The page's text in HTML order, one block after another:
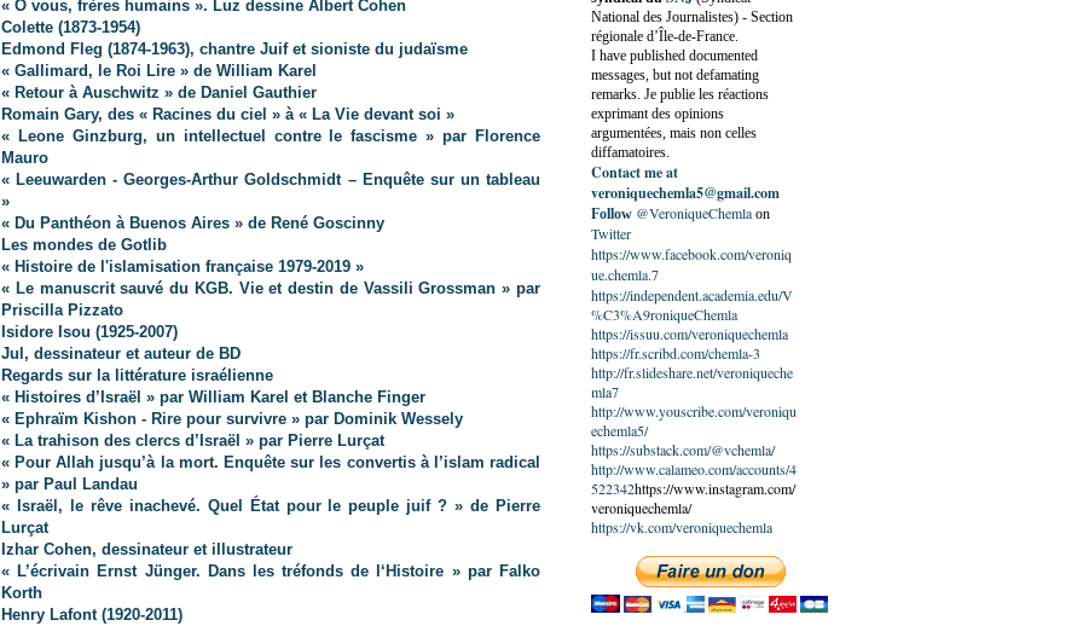
« Ô vous, frères humains ». Luz dessine Albert Cohen
Colette (1873-1954)
Edmond Fleg (1874-1963), chantre Juif et sioniste du judaïsme
« Gallimard, le Roi Lire » de William Karel
« Retour à Auschwitz » de Daniel Gauthier
Romain Gary, des « Racines du ciel » à « La Vie devant soi »
« Leone Ginzburg, un intellectuel contre le fascisme » par Florence
Mauro
« Leeuwarden - Georges-Arthur Goldschmidt – Enquête sur un tableau
»
« Du Panthéon à Buenos Aires » de René Goscinny
Les mondes de Gotlib
« Histoire de l'islamisation française 1979-2019 »
« Le manuscrit sauvé du KGB. Vie et destin de Vassili Grossman » par
Priscilla Pizzato
Isidore Isou (1925-2007)
Jul, dessinateur et auteur de BD
Regards sur la littérature israélienne
« Histoires d’Israël » par William Karel et Blanche Finger
« Ephraïm Kishon - Rire pour survivre » par Dominik Wessely
« La trahison des clercs d’Israël » par Pierre Lurçat
« Pour Allah jusqu’à la mort. Enquête sur les convertis à l’islam radical
» par Paul Landau
« Israël, le rêve inachevé. Quel État pour le peuple juif ? » de Pierre
Lurçat
Izhar Cohen, dessinateur et illustrateur
« L’écrivain Ernst Jünger. Dans les tréfonds de l‘Histoire » par Falko
Korth
Henry Lafont (1920-2011)
National des Journalistes) - Section
régionale d’Île-de-France.
I have published documented
messages, but not defamating
remarks. Je publie les réactions
exprimant des opinions
argumentées, mais non celles
diffamatoires.
Contact me at
veroniquechemla5@gmail.com
Follow @VeroniqueChemlaon
Twitter
https://www.facebook.com/veroniq
ue.chemla.7
https://independent.academia.edu/V
%C3%A9roniqueChemla
https://issuu.com/veroniquechemla
https://fr.scribd.com/chemla-3
http://fr.slideshare.net/veroniqueche
mla7
http://www.youscribe.com/veroniqu
echemla5/
https://substack.com/@vchemla/
http://www.calameo.com/accounts/4
522342https://www.instagram.com/
veroniquechemla/
https://vk.com/veroniquechemla